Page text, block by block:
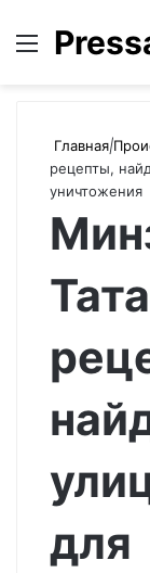
Меню
Главная|
рецепты,
уничтожения
для